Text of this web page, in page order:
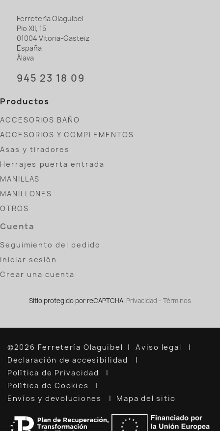
Ferretería Olaguibel
Pio XII, 15
01004 Vitoria-Gasteiz
España
Álava
945 23 18 09
Productos
ACCESORIOS BAÑO
ACCESORIOS Y COMPLEMENTOS
Asas y tiradores
Herrajes puerta entrada
MANILLAS
MANILLONES
OTROS
Cuenta
Seguimiento del pedido
Iniciar sesión
Crear una cuenta
Sitio protegido por reCAPTCHA. Privacidad - Términos
©2026 Ferretería Olaguibel
Aviso legal
Declaración de accesibilidad
Política de Privacidad
Política de Cookies
Envíos y devoluciones
Mapa del sitio